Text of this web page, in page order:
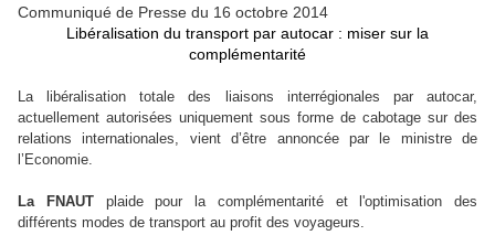
Communiqué de Presse du 16 octobre 2014
Libéralisation du transport par autocar : miser sur la
complémentarité
La libéralisation totale des liaisons interrégionales par autocar,
actuellement autorisées uniquement sous forme de cabotage sur des
relations internationales, vient d’être annoncée par le ministre de
l’Economie.
La FNAUTplaide pour la complémentarité et l'optimisation des
différents modes de transport au profit des voyageurs.